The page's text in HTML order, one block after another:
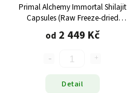
Primal Alchemy Immortal Shilajit
Capsules (Raw Freeze-dried
kapsle), různé varianty
od 2 449 Kč
Detail